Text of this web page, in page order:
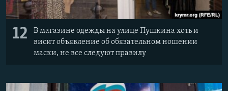
12
В магазине одежды на улице Пушкина хоть и
висит объявление об обязательном ношении
маски, не все следуют правилу